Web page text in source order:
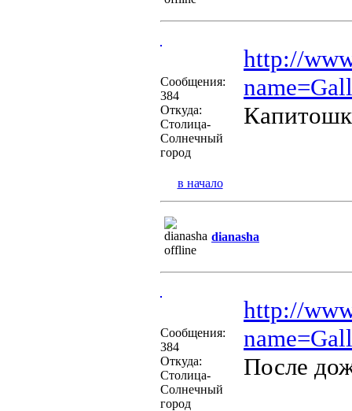
Сообщения:
384
Откуда:
Столица-
Солнечный
город
http://
в начало
dianasha
Сообщения:
384
Откуда:
Столица-
Солнечный
город
http://
После